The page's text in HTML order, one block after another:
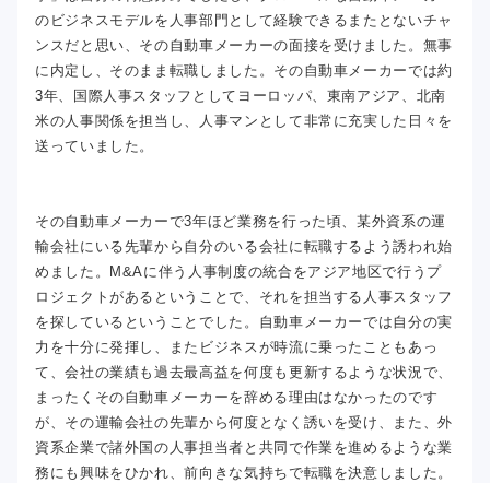
のビジネスモデルを人事部門として経験できるまたとないチャ
ンスだと思い、その自動車メーカーの面接を受けました。無事
に内定し、そのまま転職しました。その自動車メーカーでは約
3年、国際人事スタッフとしてヨーロッパ、東南アジア、北南
米の人事関係を担当し、人事マンとして非常に充実した日々を
送っていました。
その自動車メーカーで3年ほど業務を行った頃、某外資系の運
輸会社にいる先輩から自分のいる会社に転職するよう誘われ始
めました。M&Aに伴う人事制度の統合をアジア地区で行うプ
ロジェクトがあるということで、それを担当する人事スタッフ
を探しているということでした。自動車メーカーでは自分の実
力を十分に発揮し、またビジネスが時流に乗ったこともあっ
て、会社の業績も過去最高益を何度も更新するような状況で、
まったくその自動車メーカーを辞める理由はなかったのです
が、その運輸会社の先輩から何度となく誘いを受け、また、外
資系企業で諸外国の人事担当者と共同で作業を進めるような業
務にも興味をひかれ、前向きな気持ちで転職を決意しました。